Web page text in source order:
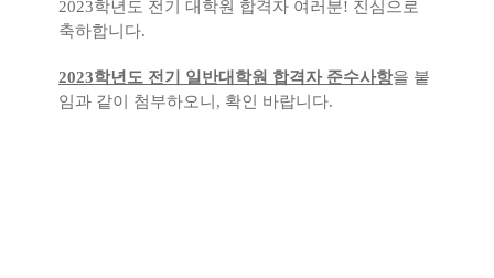
2023학년도 전기 대학원 합격자 여러분! 진심으로
축하합니다.
2023학년도 전기 일반대학원 합격자 준수사항을 붙
임과 같이 첨부하오니, 확인 바랍니다.